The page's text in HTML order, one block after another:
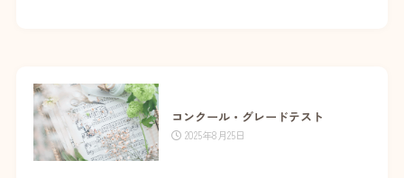
コンクール・グレードテスト
2025年8月25日